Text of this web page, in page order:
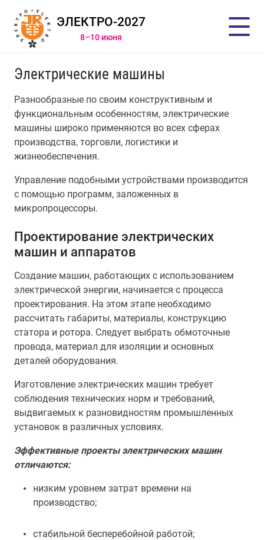
ЭЛЕКТРО-2027
8–10 июня
Электрические машины
Разнообразные по своим конструктивным и
функциональным особенностям, электрические
машины широко применяются во всех сферах
производства, торговли, логистики и
жизнеобеспечения.
Управление подобными устройствами производится
с помощью программ, заложенных в
микропроцессоры.
Проектирование электрических
машин и аппаратов
Создание машин, работающих с использованием
электрической энергии, начинается с процесса
проектирования. На этом этапе необходимо
рассчитать габариты, материалы, конструкцию
статора и ротора. Следует выбрать обмоточные
провода, материал для изоляции и основных
деталей оборудования.
Изготовление электрических машин требует
соблюдения технических норм и требований,
выдвигаемых к разновидностям промышленных
установок в различных условиях.
Эффективные проекты электрических машин
отличаются:
низким уровнем затрат времени на
производство;
стабильной бесперебойной работой;